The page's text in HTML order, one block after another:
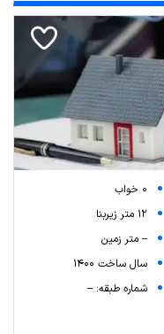
0 خواب
12 متر زیربنا
-- متر زمین
سال ساخت 1400
شماره طبقه: --